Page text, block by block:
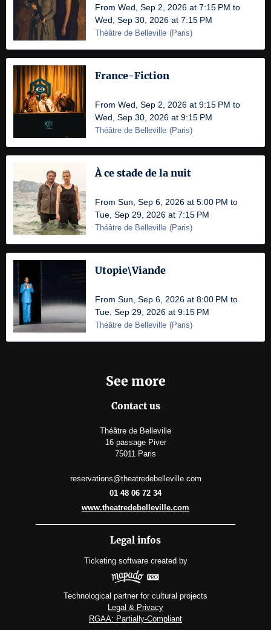
From Wed, Sep 2, 2026 at 7:15 PM to
Wed, Sep 30, 2026 at 7:15 PM
Théâtre de Belleville (Paris)
France-Fiction
From Wed, Sep 2, 2026 at 9:15 PM to
Wed, Sep 30, 2026 at 9:15 PM
Théâtre de Belleville (Paris)
À ce stade de la nuit
From Sun, Sep 6, 2026 at 5:00 PM to
Tue, Sep 29, 2026 at 7:15 PM
Théâtre de Belleville (Paris)
Utopie\Viande
From Sun, Sep 6, 2026 at 8:00 PM to
Tue, Sep 29, 2026 at 9:15 PM
Théâtre de Belleville (Paris)
See more
Contact us
Théâtre de Belleville
16 passage Piver
75011 Paris
reservations@theatredebelleville.com
01 48 06 72 34
www.theatredebelleville.com
Legal infos
Ticketing software created by
Technological partner for cultural projects
Legal & Privacy
RGAA: Partially-Compliant